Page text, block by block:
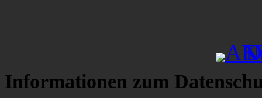
Informationen zum